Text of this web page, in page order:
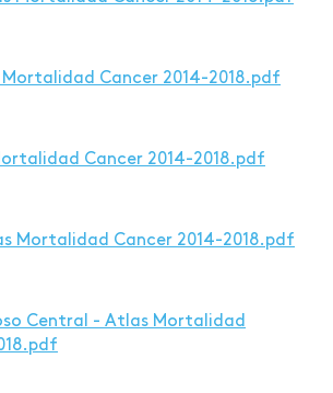
Cancer 2014-2018.pdf
Cancer 2014-2018.pdf
Mortalidad Cancer 2014-2018.pdf
Central - Atlas Mortalidad